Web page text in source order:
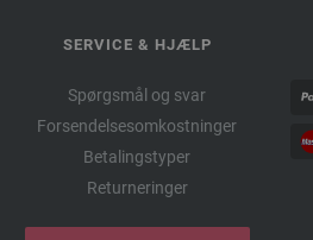
SERVICE & HJÆLP
Spørgsmål og svar
Forsendelsesomkostninger
Betalingstyper
Returneringer